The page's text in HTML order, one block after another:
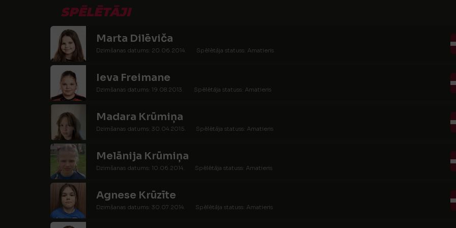
SPĒLĒTĀJI
Marta Dilēviča
Dzimšanas datums: 20.06.2014. Spēlētāja statuss: Amatieris
Ieva Freimane
Dzimšanas datums: 19.08.2013. Spēlētāja statuss: Amatieris
Madara Krūmiņa
Dzimšanas datums: 30.04.2015. Spēlētāja statuss: Amatieris
Melānija Krūmiņa
Dzimšanas datums: 10.06.2014. Spēlētāja statuss: Amatieris
Agnese Krūzīte
Dzimšanas datums: 30.07.2014. Spēlētāja statuss: Amatieris